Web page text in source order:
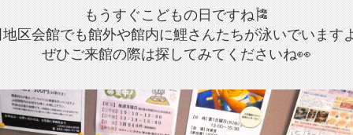
もうすぐこどもの日ですね🎏
区会館でも館外や館内に鯉さんたちが泳いでいます
ぜひご来館の際は探してみてくださいね👀